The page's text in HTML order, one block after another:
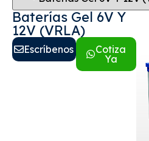
Baterías Gel 6V Y
12V (VRLA)
Escríbenos
Cotiza
Ya